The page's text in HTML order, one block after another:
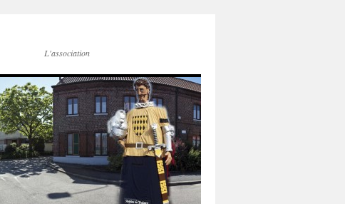
L'association